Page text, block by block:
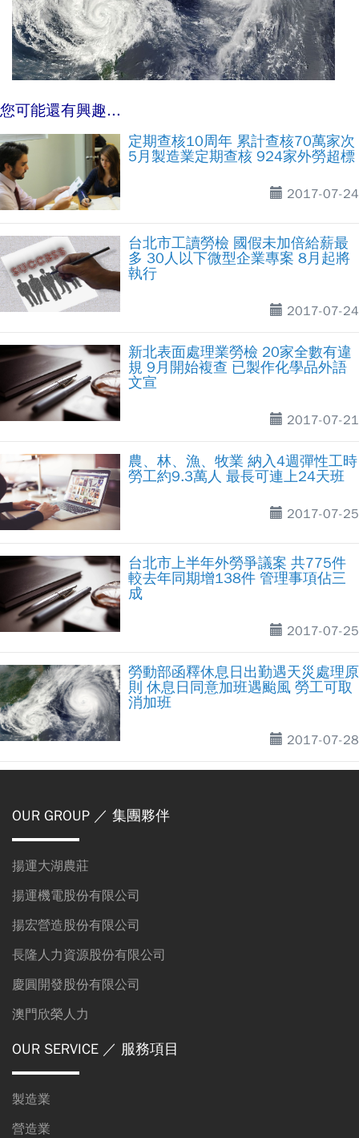
您可能還有興趣...
定期查核10周年 累計查核70萬家次
5月製造業定期查核 924家外勞超標
2017-07-24
台北市工讀勞檢 國假未加倍給薪最
多 30人以下微型企業專案 8月起將
執行
2017-07-24
新北表面處理業勞檢 20家全數有違
規 9月開始複查 已製作化學品外語
文宣
2017-07-21
農、林、漁、牧業 納入4週彈性工時
勞工約9.3萬人 最長可連上24天班
2017-07-25
台北市上半年外勞爭議案 共775件
較去年同期增138件 管理事項佔三
成
2017-07-25
勞動部函釋休息日出勤遇天災處理原
則 休息日同意加班遇颱風 勞工可取
消加班
2017-07-28
OUR GROUP ／ 集團夥伴
揚運大湖農莊
揚運機電股份有限公司
揚宏營造股份有限公司
長隆人力資源股份有限公司
慶圓開發股份有限公司
澳門欣榮人力
OUR SERVICE ／ 服務項目
製造業
營造業